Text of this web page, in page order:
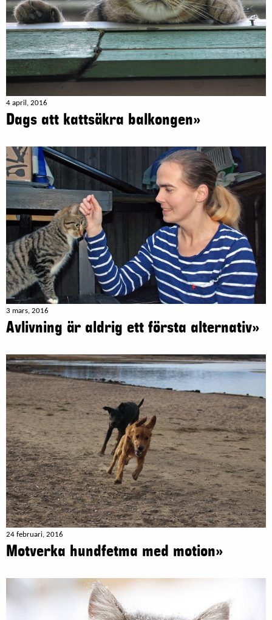
4 april, 2016
Dags att kattsäkra balkongen»
3 mars, 2016
Avlivning är aldrig ett första alternativ»
24 februari, 2016
Motverka hundfetma med motion»